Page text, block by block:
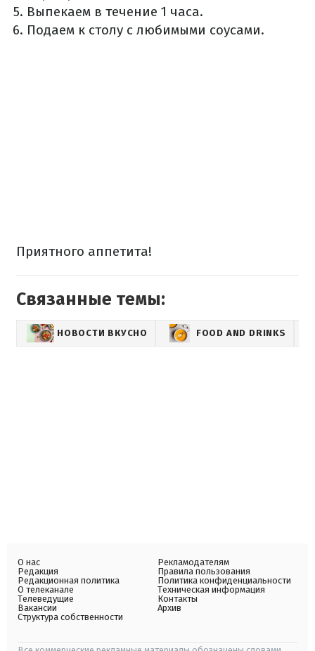
Выпекаем в течение 1 часа.
Подаем к столу с любимыми соусами.
Приятного аппетита!
Связанные темы:
НОВОСТИ ВКУСНО FOOD AND DRINKS
О нас
Редакция
Редакционная политика
О телеканале
Телеведущие
Вакансии
Структура собственности
Рекламодателям
Правила пользования
Политика конфиденциальности
Техническая информация
Контакты
Архив